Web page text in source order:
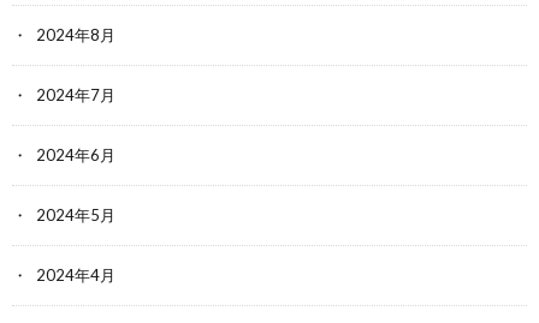
2024年8月
2024年7月
2024年6月
2024年5月
2024年4月